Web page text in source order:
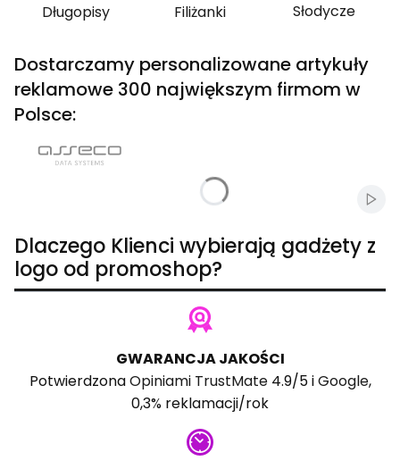
Długopisy Filiżanki Słodycze
Dostarczamy personalizowane artykuły
reklamowe 300 największym firmom w
Polsce:
Dlaczego Klienci wybierają gadżety z
logo od promoshop?
GWARANCJA JAKOŚCI
PotwierdzonaOpiniami TrustMate4.9/5 iGoogle,
0,3% reklamacji/rok